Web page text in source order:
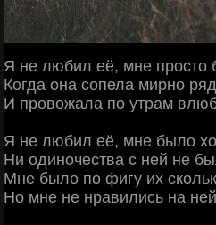
Я не любил её, мне просто
Когда она сопела мирно
И провожала по утрам
Я не любил её, мне было
Ни одиночества с ней не
Мне было по фигу их
Но мне не нравились на